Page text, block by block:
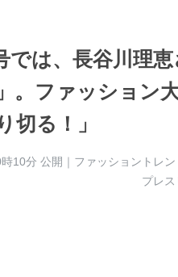
では、長谷川理
。ファッション
切る！」
10分 公開｜ファッショントレン
プレス